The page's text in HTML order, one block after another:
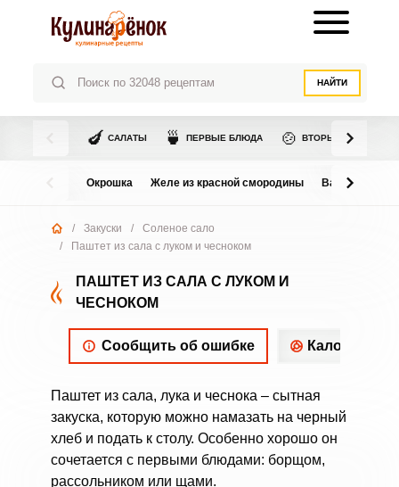
НАЙТИ
🍆 САЛАТЫ 🍵 ПЕРВЫЕ БЛЮДА 🍲 ВТОРЫЕ БЛЮДА
Окрошка Желе из красной смородины Варенье из
/ Закуски /
Соленое сало
/
Паштет из сала с луком и чесноком
ПАШТЕТ ИЗ САЛА С ЛУКОМ И
ЧЕСНОКОМ
Сообщить об ошибке
Паштет из сала, лука и чеснока – сытная
закуска, которую можно намазать на черный
хлеб и подать к столу. Особенно хорошо он
сочетается с первыми блюдами: борщом,
рассольником или щами.